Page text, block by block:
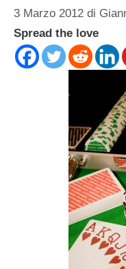
3 Marzo 2012 di
Spread the love